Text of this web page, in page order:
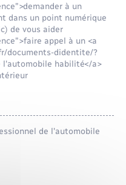
à un
dans un point numérique
de vous aider
appel à un <a
documents-didentite/?
l'automobile habilité</a>
de l'automobile